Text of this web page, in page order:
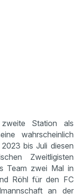
Station als
wahrscheinlich
bis Juli diesen
Zweitligisten
Team zwei Mal in
Röhl für den FC
an der